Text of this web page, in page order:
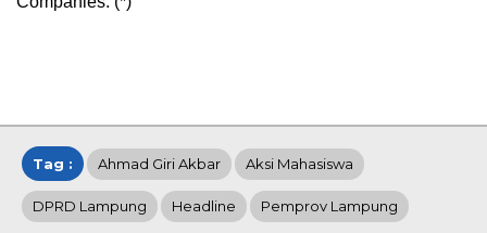
Tag : Ahmad Giri Akbar Aksi Mahasiswa
DPRD Lampung Headline Pemprov Lampung